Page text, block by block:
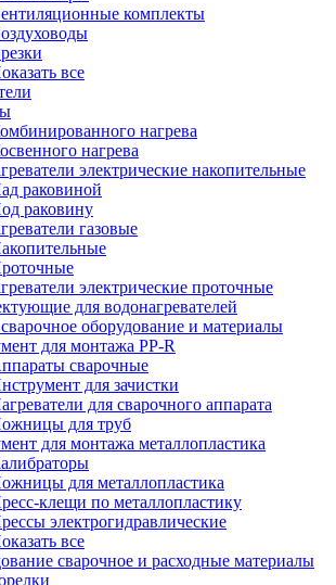
комплекты
все
нагрева
нагрева
электрические накопительные
раковиной
раковину
газовые
электрические проточные
для водонагревателей
оборудование и материалы
для монтажа PP-R
сварочные
для зачистки
для сварочного аппарата
для труб
для монтажа металлопластика
для металлопластика
клещи по металлопластику
электрогидравлические
все
сварочное и расходные материалы